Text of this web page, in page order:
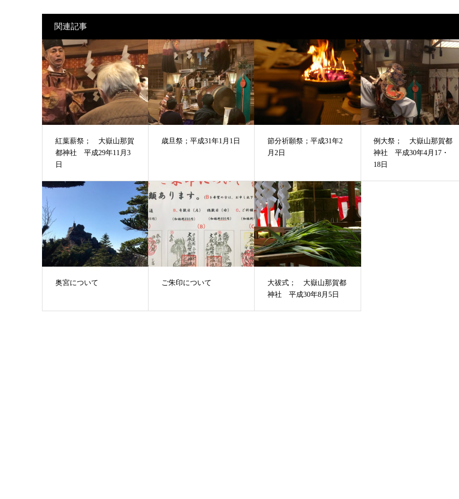
関連記事
紅葉薪祭； 大嶽山那賀
都神社 平成29年11月3
日
歳旦祭；平成31年1月1日
節分祈願祭；平成31年2
月2日
例大祭； 大嶽山那賀都
神社 平成30年4月17・
18日
奥宮について ご朱印について
大祓式； 大嶽山那賀都
神社 平成30年8月5日